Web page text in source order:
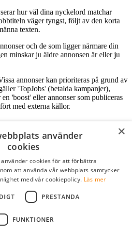
hur väl dina nyckelord matchar
väger tyngst, följt av den korta
texten.
och de som ligger närmare din
minskar ju äldre annonsen är eller ju
annonser kan prioriteras på grund av
'TopJobs' (betalda kampanjer),
'boost' eller annonser som publiceras
med externa källor.
×
använder
cookies
cookies för att förbättra
att använda vår webbplats samtycker
med vår cookiepolicy. Läs mer
PRESTANDA
FUNKTIONER